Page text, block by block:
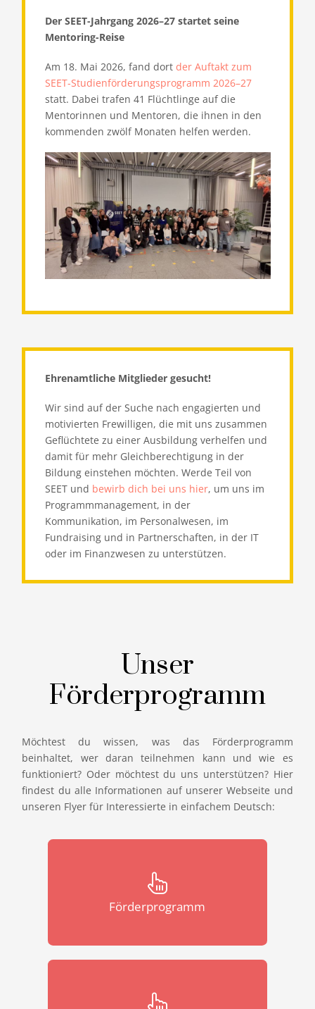
Der SEET-Jahrgang 2026–27 startet seine
Mentoring-Reise
Am 18. Mai 2026, fand dortder Auftakt zum
SEET-Studienförderungsprogramm 2026–27
statt. Dabei trafen 41 Flüchtlinge auf die
Mentorinnen und Mentoren, die ihnen in den
kommenden zwölf Monaten helfen werden.
Ehrenamtliche Mitglieder gesucht!
Wir sind auf der Suche nach engagierten und
motivierten Frewilligen, die mit uns zusammen
Geflüchtete zu einer Ausbildung verhelfen und
damit für mehr Gleichberechtigung in der
Bildung einstehen möchten. Werde Teil von
SEET und bewirb dich bei uns hier, um uns im
Programmmanagement, in der
Kommunikation, im Personalwesen, im
Fundraising und in Partnerschaften, in der IT
oder im Finanzwesen zu unterstützen.
Unser
Förderprogramm
Möchtest du wissen, was das Förderprogramm
beinhaltet, wer daran teilnehmen kann und wie es
funktioniert? Oder möchtest du uns unterstützen? Hier
findest du alle Informationen auf unserer Webseite und
unseren Flyer für Interessierte in einfachem Deutsch:
Förderprogramm